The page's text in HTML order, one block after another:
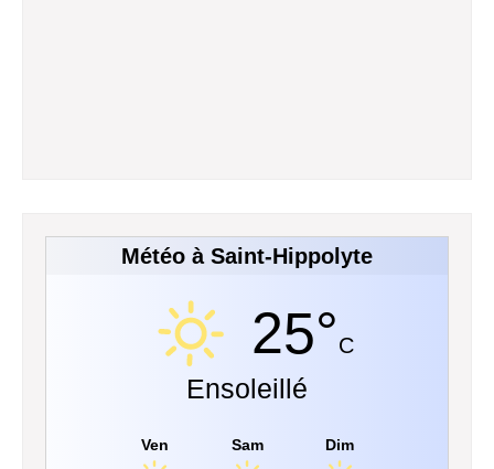
Météo à Saint-Hippolyte
25°C
Ensoleillé
Ven Sam Dim